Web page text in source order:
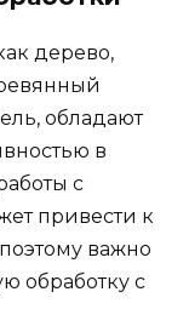
дерево,
обладают
в
с
привести к
важно
обработку с